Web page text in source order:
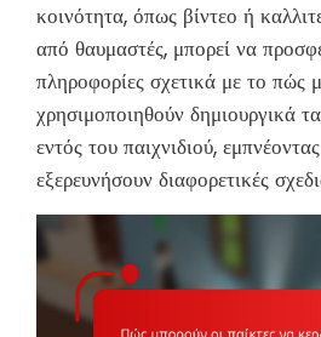
κοινότητα, όπως βίντεο ή
από θαυμαστές, μπορεί να
πληροφορίες σχετικά με το πώς
χρησιμοποιηθούν δημιουργικά
εντός του παιχνιδιού,
εξερευνήσουν διαφορετικές